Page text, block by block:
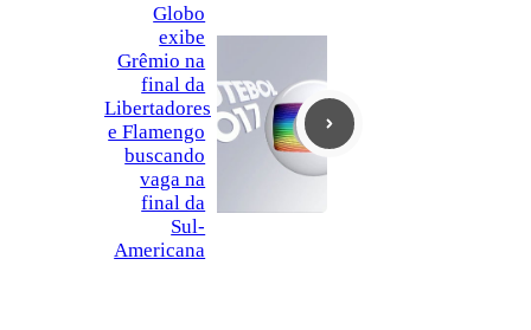
Globo
exibe
Grêmio na
final da
Libertadores
e Flamengo
buscando
vaga na
final da
Sul-
Americana